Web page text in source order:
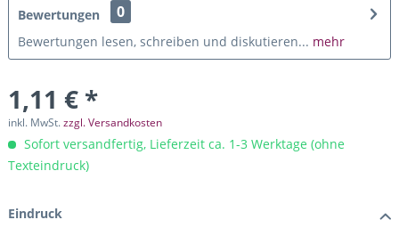
Bewertungen 0
Bewertungen lesen, schreiben und diskutieren... mehr
1,11 € *
inkl. MwSt.zzgl. Versandkosten
Sofort versandfertig, Lieferzeit ca. 1-3 Werktage (ohne
Texteindruck)
Eindruck